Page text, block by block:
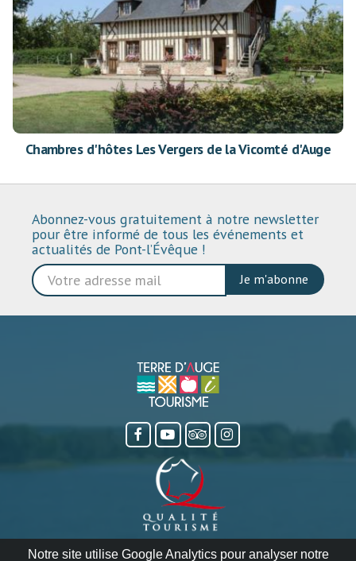
Notre site utilise Google Analytics pour analyser notre
Chambres d'hôtes Les Vergers de la Vicomté d'Auge
Abonnez-vous gratuitement à notre newsletter
pour être informé de tous les événements et
actualités de Pont-l’Évêque !
Je m'abonne